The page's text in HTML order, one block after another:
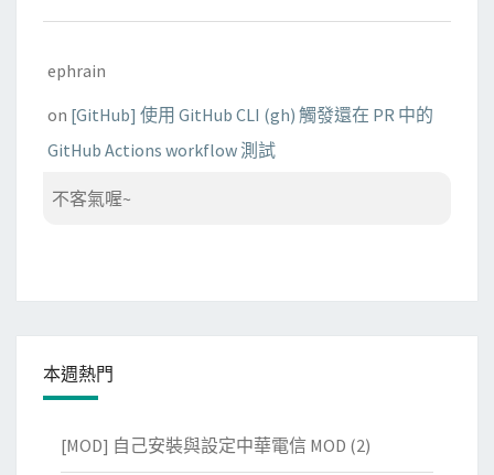
ephrain
on [GitHub] 使用 GitHub CLI (gh) 觸發還在 PR 中的
GitHub Actions workflow 測試
不客氣喔~
本週熱門
[MOD] 自己安裝與設定中華電信 MOD (2)